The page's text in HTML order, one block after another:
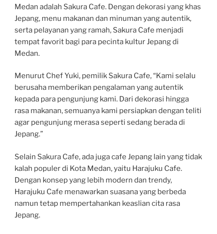
Medan adalah Sakura Cafe. Dengan dekorasi yang khas
Jepang, menu makanan dan minuman yang autentik,
serta pelayanan yang ramah, Sakura Cafe menjadi
tempat favorit bagi para pecinta kultur Jepang di
Medan.
Menurut Chef Yuki, pemilik Sakura Cafe, “Kami selalu
berusaha memberikan pengalaman yang autentik
kepada para pengunjung kami. Dari dekorasi hingga
rasa makanan, semuanya kami persiapkan dengan teliti
agar pengunjung merasa seperti sedang berada di
Jepang.”
Selain Sakura Cafe, ada juga cafe Jepang lain yang tidak
kalah populer di Kota Medan, yaitu Harajuku Cafe.
Dengan konsep yang lebih modern dan trendy,
Harajuku Cafe menawarkan suasana yang berbeda
namun tetap mempertahankan keaslian cita rasa
Jepang.